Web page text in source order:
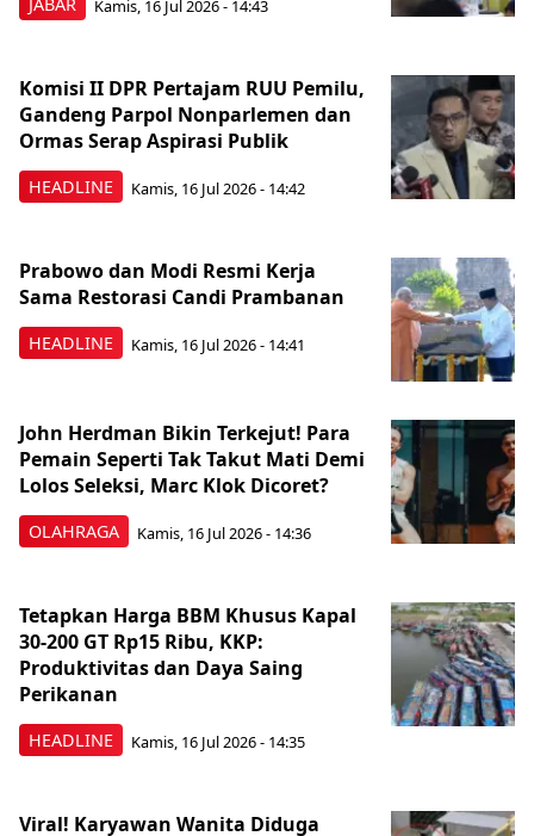
JABAR Kamis, 16 Jul 2026 - 14:43
HEADLINE
Komisi II DPR Pertajam RUU Pemilu,
Gandeng Parpol Nonparlemen dan
Ormas Serap Aspirasi Publik
Kamis, 16 Jul 2026 - 14:42
HEADLINE
Prabowo dan Modi Resmi Kerja
Sama Restorasi Candi Prambanan
Kamis, 16 Jul 2026 - 14:41
OLAHRAGA
John Herdman Bikin Terkejut! Para
Pemain Seperti Tak Takut Mati Demi
Lolos Seleksi, Marc Klok Dicoret?
Kamis, 16 Jul 2026 - 14:36
HEADLINE
Tetapkan Harga BBM Khusus Kapal
30-200 GT Rp15 Ribu, KKP:
Produktivitas dan Daya Saing
Perikanan
Kamis, 16 Jul 2026 - 14:35
Viral! Karyawan Wanita Diduga